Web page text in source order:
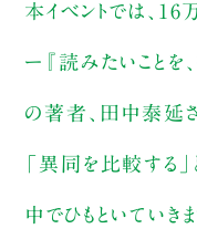
本イベントでは、
ー『読みたいことを
の著者、田中泰延さ
「異同を比較する
中でひもといていきま